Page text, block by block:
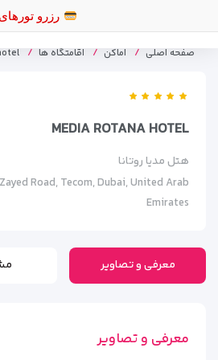
رزرو تورهای
صفحه اصلی اماکن اقامتگاه ها
MEDIA ROTANA HOTEL
هتل مدیا روتانا
Road, Tecom, Dubai, United Arab
Emirates
معرفی و تصاویر
معرفی و تصاویر